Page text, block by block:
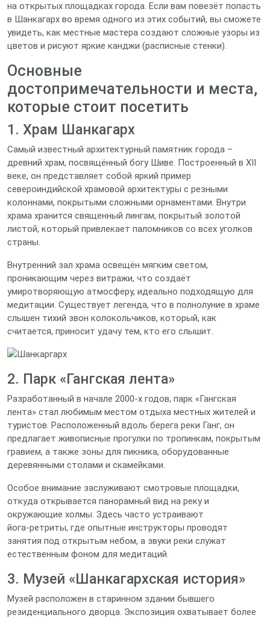
на открытых площадках города. Если вам повезёт попасть
в Шанкагарх во время одного из этих событий, вы сможете
увидеть, как местные мастера создают сложные узоры из
цветов и рисуют яркие канджи (расписные стенки).
Основные
достопримечательности и места,
которые стоит посетить
1. Храм Шанкагарх
Самый известный архитектурный памятник города –
древний храм, посвящённый богу Шиве. Построенный в XII
веке, он представляет собой яркий пример
североиндийской храмовой архитектуры с резными
колоннами, покрытыми сложными орнаментами. Внутри
храма хранится священный лингам, покрытый золотой
листой, который привлекает паломников со всех уголков
страны.
Внутренний зал храма освещён мягким светом,
проникающим через витражи, что создаёт
умиротворяющую атмосферу, идеально подходящую для
медитации. Существует легенда, что в полнолуние в храме
слышен тихий звон колокольчиков, который, как
считается, приносит удачу тем, кто его слышит.
2. Парк «Гангская лента»
Разработанный в начале 2000‑х годов, парк «Гангская
лента» стал любимым местом отдыха местных жителей и
туристов. Расположенный вдоль берега реки Ганг, он
предлагает живописные прогулки по тропинкам, покрытым
гравием, а также зоны для пикника, оборудованные
деревянными столами и скамейками.
Особое внимание заслуживают смотровые площадки,
откуда открывается панорамный вид на реку и
окружающие холмы. Здесь часто устраивают
йога‑ретриты, где опытные инструкторы проводят
занятия под открытым небом, а звуки реки служат
естественным фоном для медитаций.
3. Музей «Шанкагархская история»
Музей расположен в старинном здании бывшего
резиденциального дворца. Экспозиция охватывает более